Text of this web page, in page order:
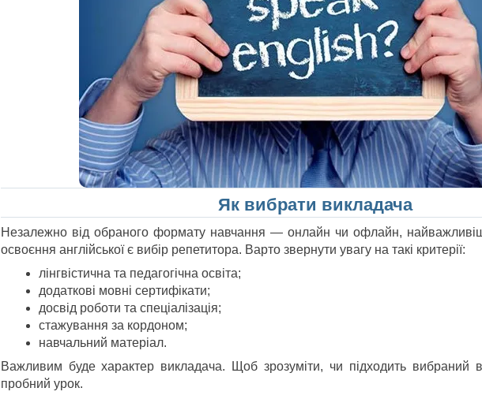
Як вибрати викладача
Незалежно від обраного формату навчання — онлайн чи офлайн,
освоєння англійської є вибір репетитора. Варто звернути увагу на такі критерії:
лінгвістична та педагогічна освіта;
додаткові мовні сертифікати;
досвід роботи та спеціалізація;
стажування за кордоном;
навчальний матеріал.
Важливим буде характер викладача. Щоб зрозуміти, чи підходить вибраний
пробний урок.